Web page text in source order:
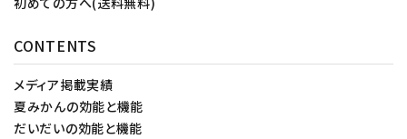
CONTENTS
メディア掲載実績
夏みかんの効能と機能
だいだいの効能と機能